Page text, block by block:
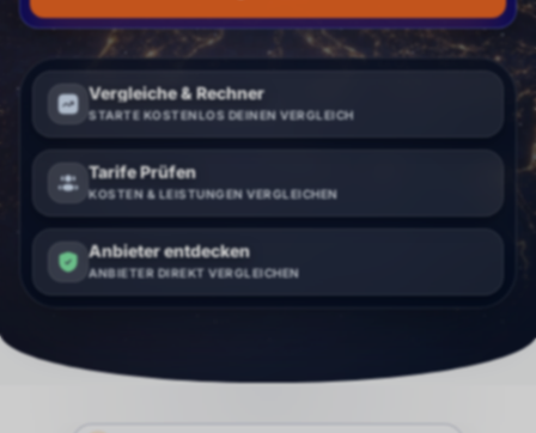
Vergleiche & Rechner
STARTE KOSTENLOS DEINEN VERGLEICH
Tarife Prüfen
KOSTEN & LEISTUNGEN VERGLEICHEN
Anbieter entdecken
ANBIETER DIREKT VERGLEICHEN